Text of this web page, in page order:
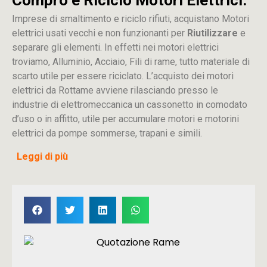
Imprese di smaltimento e riciclo rifiuti, acquistano Motori
elettrici usati vecchi e non funzionanti per Riutilizzare e
separare gli elementi. In effetti nei motori elettrici
troviamo, Alluminio, Acciaio, Fili di rame, tutto materiale di
scarto utile per essere riciclato. L’acquisto dei motori
elettrici da Rottame avviene rilasciando presso le
industrie di elettromeccanica un cassonetto in comodato
d’uso o in affitto, utile per accumulare motori e motorini
elettrici da pompe sommerse, trapani e simili.
Leggi di più